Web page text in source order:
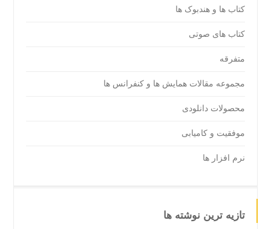
کتاب ها و هندبوک ها
کتاب های صوتی
متفرقه
مجموعه مقالات همایش ها و کنفرانس ها
محصولات دانلودی
موفقیت و کامیابی
نرم افزار ها
تازیه ترین نوشته ها